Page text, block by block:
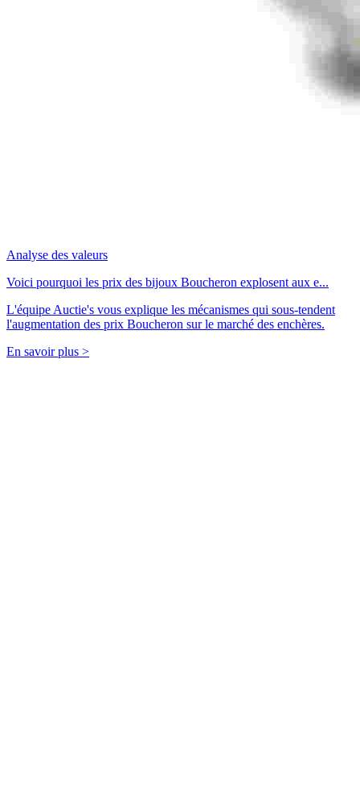
Analyse des valeurs
Voici pourquoi les prix des bijoux Boucheron explosent aux e...
L'équipe Auctie's vous explique les mécanismes qui sous-tendent
l'augmentation des prix Boucheron sur le marché des enchères.
En savoir plus >